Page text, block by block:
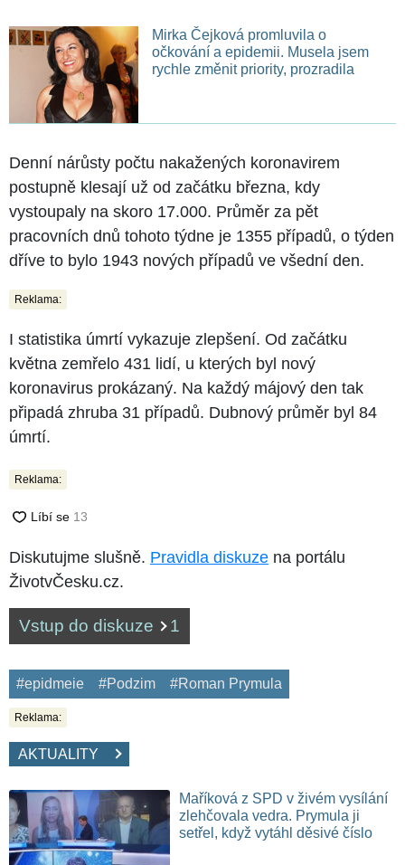
Mirka Čejková promluvila o
očkování a epidemii. Musela jsem
rychle změnit priority, prozradila
Denní nárůsty počtu nakažených koronavirem
postupně klesají už od začátku března, kdy
vystoupaly na skoro 17.000. Průměr za pět
pracovních dnů tohoto týdne je 1355 případů, o týden
dříve to bylo 1943 nových případů ve všední den.
Reklama:
I statistika úmrtí vykazuje zlepšení. Od začátku
května zemřelo 431 lidí, u kterých byl nový
koronavirus prokázaný. Na každý májový den tak
připadá zhruba 31 případů. Dubnový průměr byl 84
úmrtí.
Reklama:
Diskutujme slušně. Pravidla diskuze na portálu
ŽivotvČesku.cz.
Vstup do diskuze 1
#epidmeie #Podzim #Roman Prymula
Reklama:
AKTUALITY
Maříková z SPD v živém vysílání
zlehčovala vedra. Prymula ji
setřel, když vytáhl děsivé číslo